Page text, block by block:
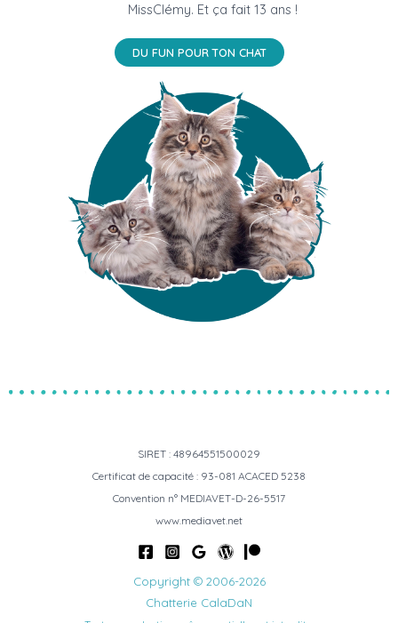
MissClémy. Et ça fait 13 ans !
DU FUN POUR TON CHAT
SIRET : 48964551500029
Certificat de capacité : 93-081 ACACED 5238
Convention n° MEDIAVET-D-26-5517
www.mediavet.net
Copyright © 2006-2026
Chatterie CalaDaN